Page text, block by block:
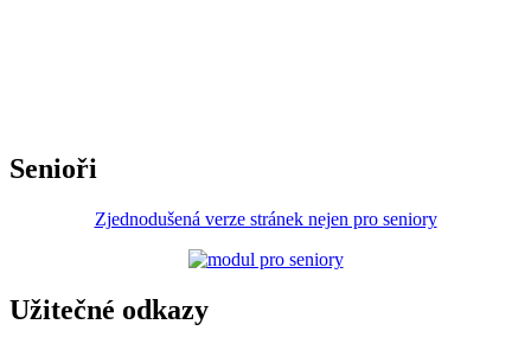
Senioři
Zjednodušená verze stránek nejen pro seniory
Užitečné odkazy